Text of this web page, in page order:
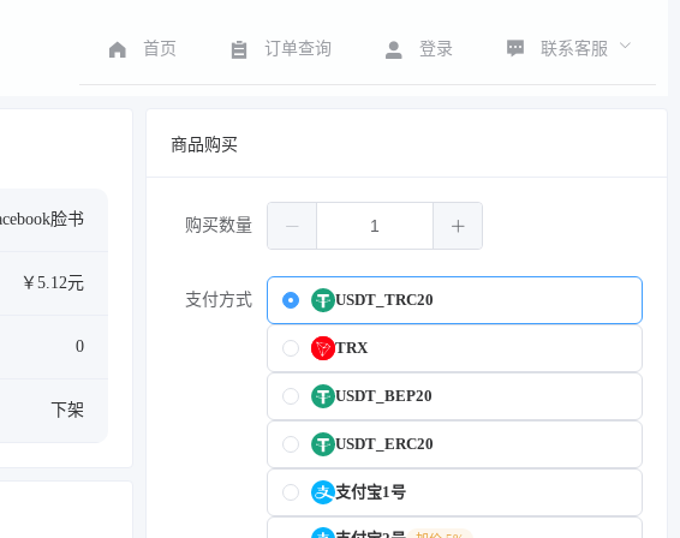
首页 订单查询 登录 联系客服
脸书
￥5.12元
0
下架
商品购买
购买数量
支付方式 USDT_TRC20
TRX
USDT_BEP20
USDT_ERC20
支付宝1号